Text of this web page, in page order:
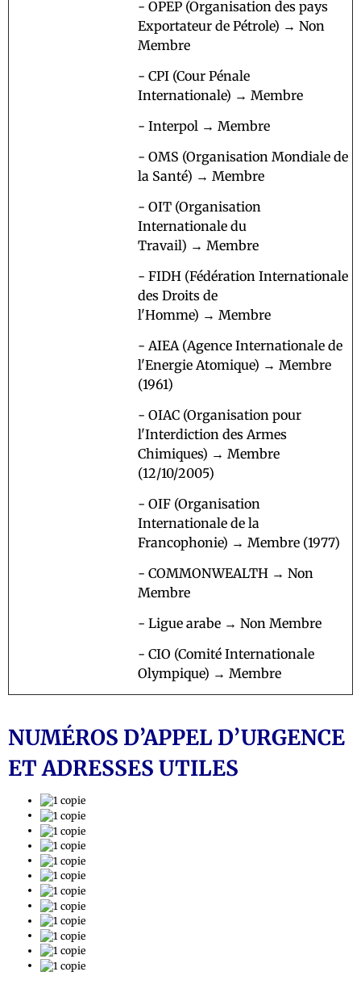
- OPEP (Organisation des pays
Exportateur de Pétrole) → Non
Membre
- CPI (Cour Pénale
Internationale) → Membre
- Interpol → Membre
- OMS (Organisation Mondiale de
la Santé) → Membre
- OIT (Organisation
Internationale du
Travail) → Membre
- FIDH (Fédération Internationale
des Droits de
l'Homme) → Membre
- AIEA (Agence Internationale de
l'Energie Atomique) → Membre
(1961)
- OIAC (Organisation pour
l'Interdiction des Armes
Chimiques) → Membre
(12/10/2005)
- OIF (Organisation
Internationale de la
Francophonie) → Membre (1977)
- COMMONWEALTH → Non
Membre
- Ligue arabe → Non Membre
- CIO (Comité Internationale
Olympique) → Membre
NUMÉROS D’APPEL D’URGENCE
ET ADRESSES UTILES